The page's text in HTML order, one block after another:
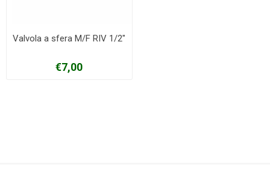
Valvola a sfera M/F RIV 1/2"
€7,00